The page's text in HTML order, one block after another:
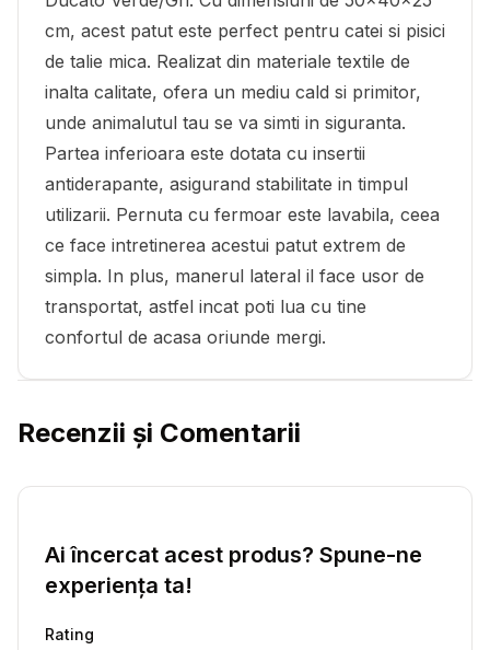
cm, acest patut este perfect pentru catei si pisici
de talie mica. Realizat din materiale textile de
inalta calitate, ofera un mediu cald si primitor,
unde animalutul tau se va simti in siguranta.
Partea inferioara este dotata cu insertii
antiderapante, asigurand stabilitate in timpul
utilizarii. Pernuta cu fermoar este lavabila, ceea
ce face intretinerea acestui patut extrem de
simpla. In plus, manerul lateral il face usor de
transportat, astfel incat poti lua cu tine
confortul de acasa oriunde mergi.
Recenzii și Comentarii
Ai încercat acest produs? Spune-ne
experiența ta!
Rating